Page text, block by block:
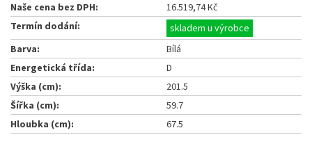
Naše cena bez DPH:
16.519,74 Kč
Termín dodání:
skladem u výrobce
Barva:
Bílá
Energetická třída:
D
Výška (cm):
201.5
Šířka (cm):
59.7
Hloubka (cm):
67.5